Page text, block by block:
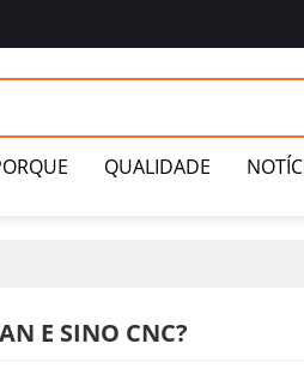
QUALIDADE
E SINO CNC?